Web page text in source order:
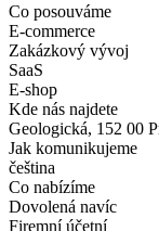
Co posouváme
E-commerce
Zakázkový vývoj
SaaS
E-shop
Kde nás najdete
Geologická, 152 00
Jak komunikujeme
čeština
Co nabízíme
Dovolená navíc
Firemní účetní